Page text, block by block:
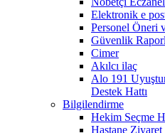
Elektronik e
Personel Öneri
Güvenlik
Cimer
Akılcı ilaç
Alo 191
Destek Hattı
Bilgilendirme
Hekim Seçme
Hastane Ziyaret